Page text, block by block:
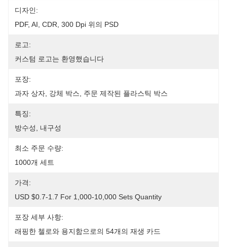
디자인:
PDF, AI, CDR, 300 Dpi 위의 PSD
로고:
커스텀 로고는 환영했습니다
포장:
과자 상자, 강체 박스, 주문 제작된 플라스틱 박스
특징:
방수성, 내구성
최소 주문 수량:
1000개 세트
가격:
USD $0.7-1.7 For 1,000-10,000 Sets Quantity
포장 세부 사항:
래핑한 첼로와 용지함으로의 54개의 재생 카드